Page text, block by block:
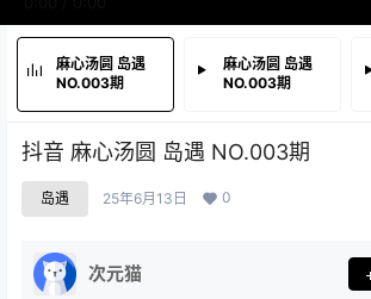
麻心汤圆 岛遇
NO.003期
麻心汤圆 岛遇
NO.003期
抖音 麻心汤圆 岛遇 NO.003期
岛遇 25年6月13日 0
次元猫